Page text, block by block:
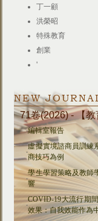
丁一顧
洪榮昭
特殊教育
創業
'
NEW
71卷(2026) - 【
‧編輯室報告
‧
虛擬實境諮商員訓練
商技巧為例
‧
學生學習策略及教師
響
‧
COVID-19大流行期
效果：自我效能作為